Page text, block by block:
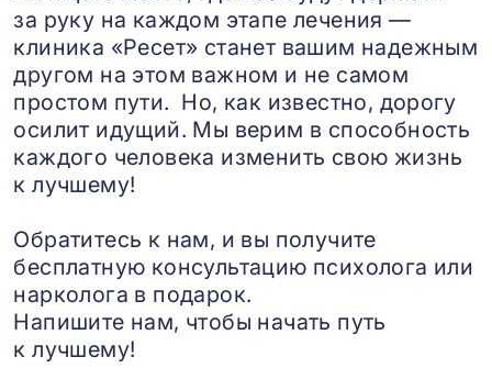
за руку на каждом этапе лечения —
клиника «Ресет» станет вашим надежным
другом на этом важном и не самом
простом пути. Но, как известно, дорогу
осилит идущий. Мы верим в способность
каждого человека изменить свою жизнь
к лучшему!
Обратитесь к нам, и вы получите
бесплатную консультацию психолога или
нарколога в подарок.
Напишите нам, чтобы начать путь
к лучшему!